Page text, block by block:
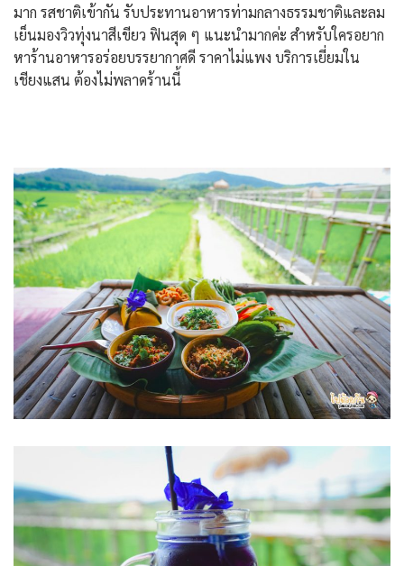
มาก รสชาติเข้ากัน รับประทานอาหารท่ามกลางธรรมชาติและลม
เย็นมองวิวทุ่งนาสีเขียว ฟินสุด ๆ แนะนำมากค่ะ สำหรับใครอยาก
หาร้านอาหารอร่อยบรรยากาศดี ราคาไม่แพง บริการเยี่ยมใน
เชียงแสน ต้องไม่พลาดร้านนี้